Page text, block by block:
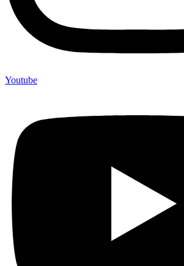
Youtube